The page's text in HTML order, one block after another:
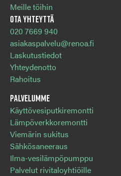
Meille töihin
Ota yhteyttä
020 7669 940
asiakaspalvelu@renoa.fi
Laskutustiedot
Yhteydenotto
Rahoitus
Palvelumme
Käyttövesiputkiremontti
Lämpöverkkoremontti
Viemärin sukitus
Sähkösaneeraus
Ilma-vesilämpöpumppu
Palvelut rivitaloyhtiöille